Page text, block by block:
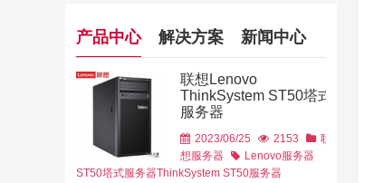
产品中心 解决方案 新闻中心
联想Lenovo
ThinkSystem ST50塔式
服务器
2023/06/25 2153
联
想服务器
Lenovo服务器
ST50塔式服务器ThinkSystem ST50服务器